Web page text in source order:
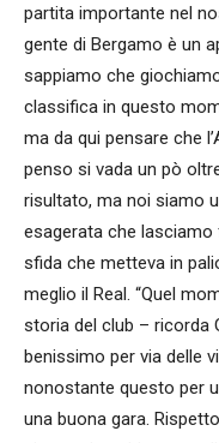
partita importante nel
gente di Bergamo è un
sappiamo che
classifica in questo
ma da qui pensare che
penso si vada un pò
risultato, ma noi siamo
esagerata che lasciamo
sfida che metteva in
meglio il Real. “Quel
storia del club – ricorda
benissimo per via delle
nonostante questo per
una buona gara.